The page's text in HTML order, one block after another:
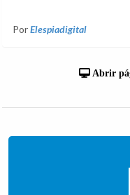
PorElespiadigital
Abrir